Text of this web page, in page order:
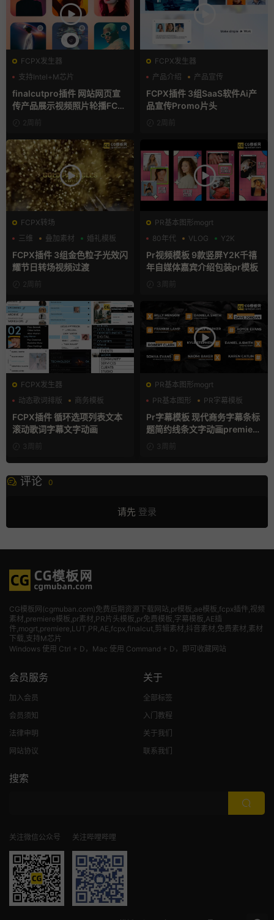
FCPX发生器
支持Intel+M芯片
finalcutpro插件 网站网页宣
传产品展示视频照片轮播FCP
X插件
2周前
FCPX发生器
产品介绍
产品宣传
产品展示
FCPX插件 3组SaaS软件Ai产
品宣传Promo片头
2周前
FCPX转场
三维
叠加素材 婚礼模板
FCPX插件 3组金色粒子光效闪
耀节日转场视频过渡
2周前
PR基本图形mogrt
80年代
VLOG Y2K
Pr视频模板 9款竖屏Y2K千禧
年自媒体嘉宾介绍包装pr模板
3周前
FCPX发生器
动态歌词排版
商务模板
字幕模板
FCPX插件 循环选项列表文本
滚动歌词字幕文字动画
3周前
PR基本图形mogrt
PR基本图形
PR字幕模板
商务模板
Pr字幕模板 现代商务字幕条标
题简约线条文字动画premiere
模板3周前
评论 0
请先 登录
CG模板网(cgmuban.com)免费后期资源下载网站,pr模板,ae模板,fcpx插件,视频
素材 ,premiere模板,pr素材,PR片头模板,pr免费模板,字幕模板,AE插
件,mogrt,premiere,LUT,PR,AE,fcpx,finalcut,剪辑素材,抖音素材,免费素材,素材
下载,支持M芯片
Windows 使用 Ctrl + D，Mac 使用 Command + D，即可收藏网站
会员服务
加入会员
会员须知
法律申明
网站协议
关于
全部标签
入门教程
关于我们
联系我们
搜索
关注微信公众号 关注哔哩哔哩